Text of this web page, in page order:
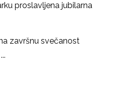
proslavljena jubilarna
završnu svečanost